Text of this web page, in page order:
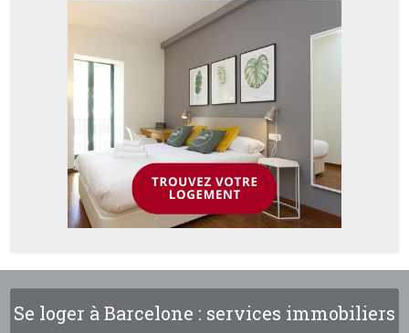
Se loger à Barcelone : services immobiliers